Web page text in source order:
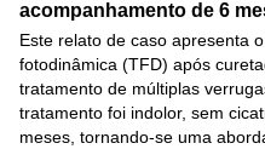
acompanhamento de 6
Este relato de caso apresenta
fotodinâmica (TFD) após
tratamento de múltiplas
tratamento foi indolor, sem
meses, tornando-se uma